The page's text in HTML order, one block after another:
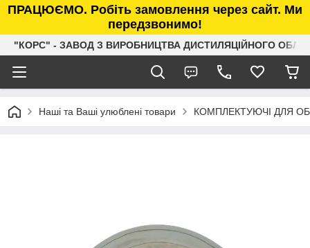
ПРАЦЮЄМО. Робіть замовлення через сайт. Ми
передзвонимо!
"КОРС" - ЗАВОД З ВИРОБНИЦТВА ДИСТИЛЯЦІЙНОГО
Наші та Ваші улюблені товари КОМПЛЕКТУЮЧІ ДЛЯ